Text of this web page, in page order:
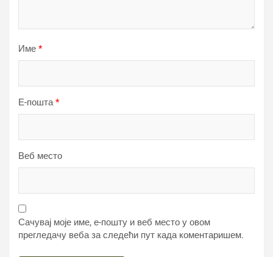
Име *
Е-пошта*
Веб место
Сачувај моје име, е-пошту и веб место у овом
прегледачу веба за следећи пут када коментаришем.